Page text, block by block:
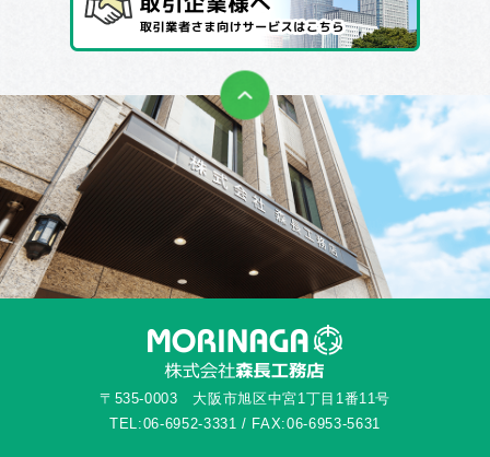
〒535-0003 大阪市旭区中宮1丁目1番11号
TEL:06-6952-3331 / FAX:06-6953-5631